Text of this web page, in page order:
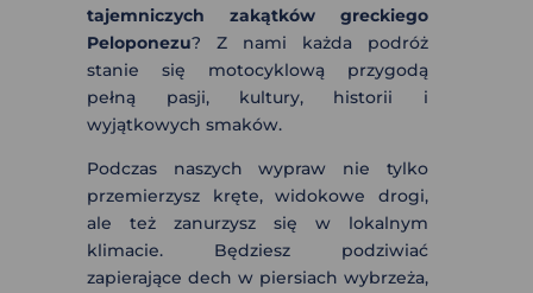
tajemniczych zakątków greckiego
Peloponezu? Z nami każda podróż
stanie się motocyklową przygodą
pełną pasji, kultury, historii i
wyjątkowych smaków.
Podczas naszych wypraw nie tylko
przemierzysz kręte, widokowe drogi,
ale też zanurzysz się w lokalnym
klimacie. Będziesz podziwiać
zapierające dech w piersiach wybrzeża,